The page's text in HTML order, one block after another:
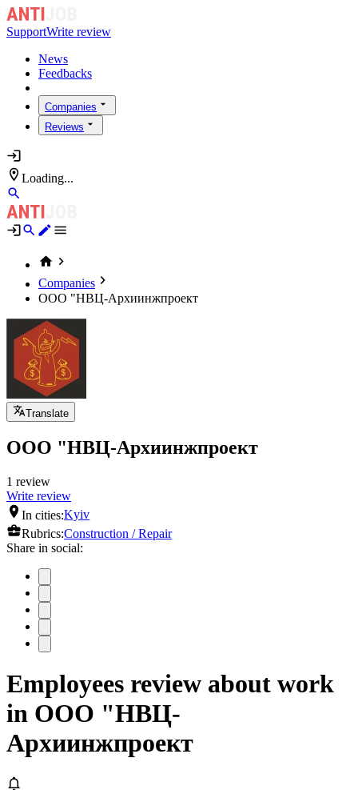
SupportWrite review
News
Feedbacks
Companies
Reviews
Loading...
Companies
ООО "НВЦ-Архиинжпроект
Translate
ООО "НВЦ-Архиинжпроект
1 review
Write review
In cities:Kyiv
Rubrics:Construction / Repair
Share in social:
Employees review about work
in ООО "НВЦ-
Архиинжпроект